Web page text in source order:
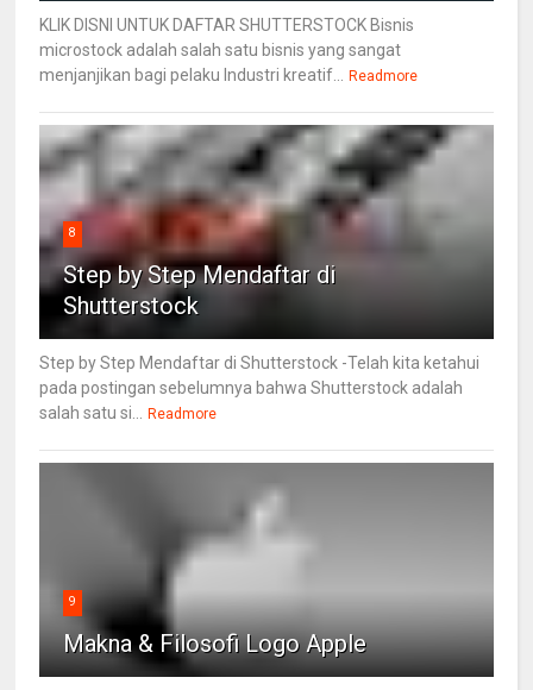
KLIK DISNI UNTUK DAFTAR SHUTTERSTOCK Bisnis
microstock adalah salah satu bisnis yang sangat
menjanjikan bagi pelaku Industri kreatif... Readmore
8
Step by Step Mendaftar di
Shutterstock
Step by Step Mendaftar di Shutterstock -Telah kita ketahui
pada postingan sebelumnya bahwa Shutterstock adalah
salah satu si... Readmore
9
Makna & Filosofi Logo Apple